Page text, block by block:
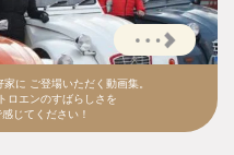
家に ご登場いただく動画集。
ロエンのすばらしさを
じてください！